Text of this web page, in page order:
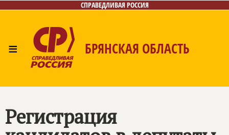
СПРАВЕДЛИВАЯ РОССИЯ
≡ БРЯНСКАЯ ОБЛАСТЬ
Регистрация